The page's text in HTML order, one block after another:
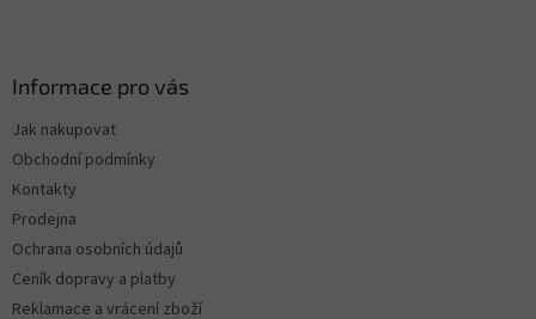
Informace pro vás
Jak nakupovat
Obchodní podmínky
Kontakty
Prodejna
Ochrana osobních údajů
Ceník dopravy a platby
Reklamace a vrácení zboží